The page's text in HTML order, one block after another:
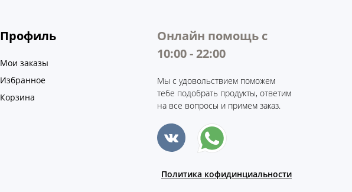
Профиль
Мои заказы
Избранное
Корзина
Онлайн помощь с
10:00 - 22:00
Мы с удовольствием поможем
тебе подобрать продукты, ответим
на все вопросы и примем заказ.
Политика кофидинциальности